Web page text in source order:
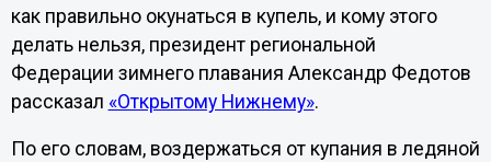
как правильно окунаться в купель, и кому этого
делать нельзя, президент региональной
Федерации зимнего плавания Александр Федотов
рассказал «Открытому Нижнему».
По его словам, воздержаться от купания в ледяной